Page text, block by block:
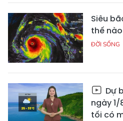
Siêu
thế
ĐỜI SỐNG
Dự
ngày 1/
tối có